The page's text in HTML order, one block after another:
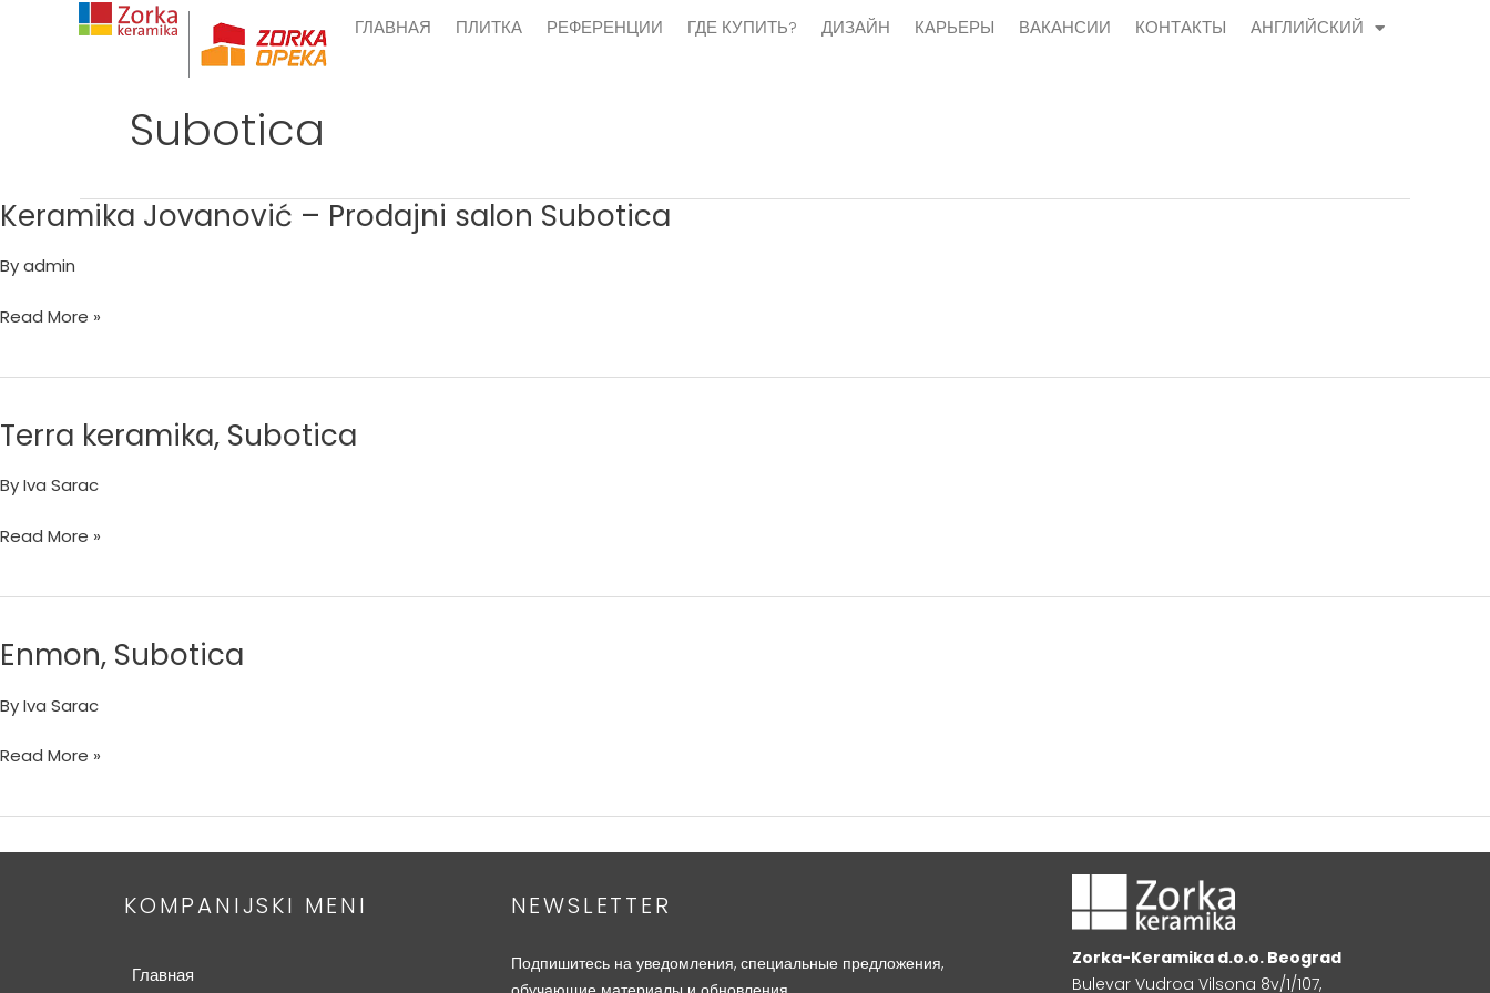
ГЛАВНАЯ ПЛИТКА РЕФЕРЕНЦИИ ГДЕ КУПИТЬ? ДИЗАЙН КАРЬЕРЫ ВАКАНСИИ КОНТАКТЫ АНГЛИЙСКИЙ
Subotica
Keramika Jovanović – Prodajni salon Subotica
Byadmin
Keramika
–
salon
Read More »
Terra keramika, Subotica
ByIva Sarac
Terra
Subotica
Read More »
Enmon, Subotica
ByIva Sarac
Enmon,
Read More »
KOMPANIJSKI MENI
Главная
NEWSLETTER
Подпишитесь на уведомления, специальные предложения,
Zorka-Keramika d.o.o. Beograd
Bulevar Vudroa Vilsona 8v/1/107,